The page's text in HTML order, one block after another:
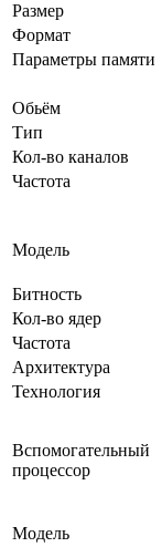
Размер
Формат
Параметры памяти
Обьём
Тип
Кол-во каналов
Частота
Модель
Битность
Кол-во ядер
Частота
Архитектура
Технология
Вспомогательный
процессор
Модель